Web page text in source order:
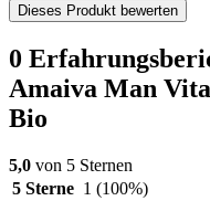
Dieses Produkt bewerten
0
Amaiva Man
Bio
5,0 von 5 Sternen
5 Sterne 1 (100%)